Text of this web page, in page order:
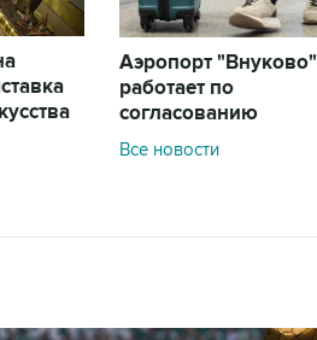
Аэропорт "Внуково"
работает по
согласованию
Все новости